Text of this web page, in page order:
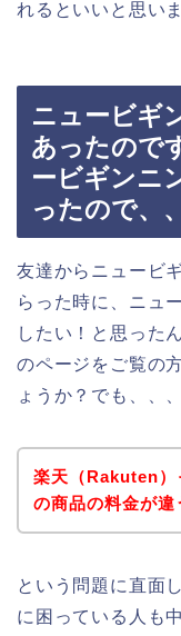
れるといいと思い
ニュービギ
あったので
ービギンニ
ったので、
友達からニュービ
らった時に、ニュ
したい！と思った
のページをご覧の
ょうか？でも、、、
楽天（Rakuten）
の商品の料金が違
という問題に直面
に困っている人も